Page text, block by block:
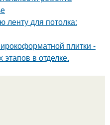
ленту для потолка:
плитки -
в отделке.